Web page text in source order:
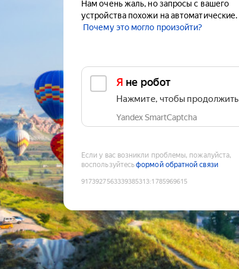
Нам очень жаль, но запросы с вашего
устройства похожи на автоматические.
Почему это могло произойти?
Я не робот
Нажмите, чтобы продолжить
Yandex SmartCaptcha
Если у вас возникли проблемы, пожалуйста,
воспользуйтесьформой обратной связи
9173927563339385313:1785969615